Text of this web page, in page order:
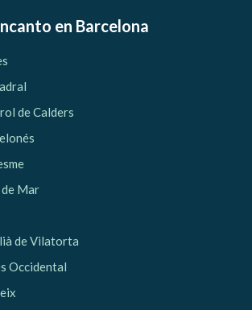
en Barcelona
de Calders
Mar
de Vilatorta
Occidental